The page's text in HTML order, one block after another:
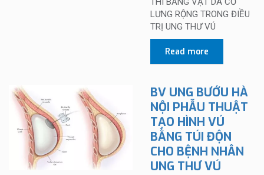
LƯNG RỘNG TRONG ĐIỀU
TRỊ UNG THƯ VÚ
Read more
BV UNG BƯỚU HÀ
NỘI PHẪU THUẬT
TẠO HÌNH VÚ
BẰNG TÚI ĐỘN
CHO BỆNH NHÂN
UNG THƯ VÚ